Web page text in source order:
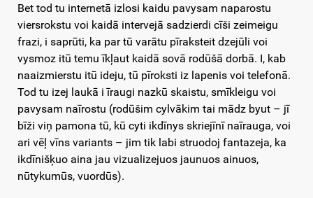
Bet tod tu internetā izlosi kaidu pavysam naparostu
viersrokstu voi kaidā intervejā sadzierdi cīši zeimeigu
frazi, i saprūti, ka par tū varātu pīraksteit dzejūli voi
vysmoz itū temu īkļaut kaidā sovā rodūšā dorbā. I, kab
naaizmierstu itū ideju, tū pīroksti iz lapenis voi telefonā.
Tod tu izej laukā i īraugi nazkū skaistu, smīkleigu voi
pavysam naīrostu (rodūšim cylvākim tai mādz byut – jī
bīži viņ pamona tū, kū cyti ikdīnys skriejīnī naīrauga, voi
ari vēļ vīns variants – jim tik labi struodoj fantazeja, ka
ikdīnišķuo aina jau vizualizejuos jaunuos ainuos,
nūtykumūs, vuordūs).